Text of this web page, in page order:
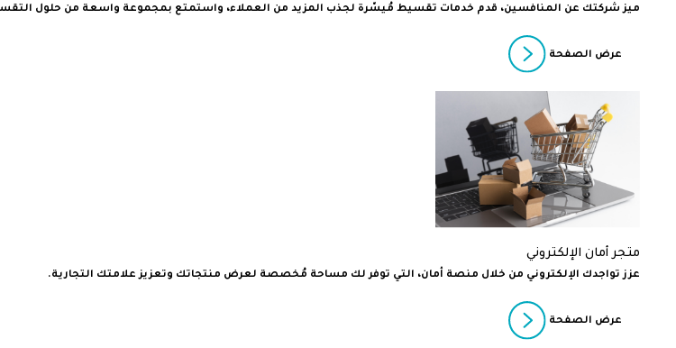
ميز شركتك عن المنافسين، قدم خدمات تقسيط مُيسّرة لجذب المزيد من العملاء، واستمتع بمجموعة واسعة من حلول
عرض الصفحة
متجر أمان الإلكتروني
عزز تواجدك الإلكتروني من خلال منصة أمان، التي توفر لك مساحة مُخصصة لعرض منتجاتك وتعزيز علامتك التجارية.
عرض الصفحة